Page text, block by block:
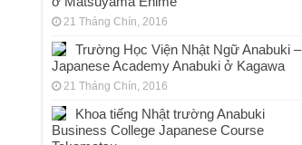
21 Tháng Chín, 2016
Trường Học Viện Nhật Ngữ Anabuki –
Japanese Academy Anabuki ở Kagawa
21 Tháng Chín, 2016
Khoa tiếng Nhật trường Anabuki
Business College Japanese Course